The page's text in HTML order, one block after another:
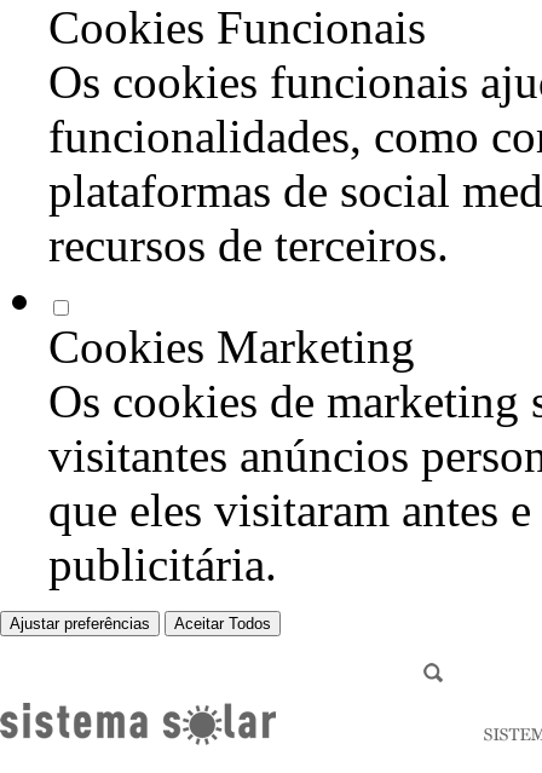
Cookies Funcionais
Os cookies funcionais
funcionalidades, como
plataformas de social
recursos de terceiros.
Cookies Marketing
Os cookies de marketing
visitantes anúncios
que eles visitaram antes
publicitária.
Ajustar preferências Aceitar Todos